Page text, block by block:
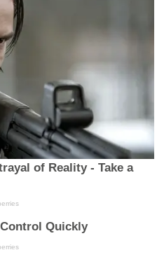
of Reality - Take a
Quickly